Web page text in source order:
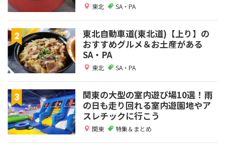
東北 SA・PA
東北自動車道(東北道)【上り】の
おすすめグルメ＆お土産がある
SA・PA
東北 SA・PA
関東の大型の室内遊び場10選！雨
の日も走り回れる室内遊園地やア
スレチックに行こう
関東 特集＆まとめ